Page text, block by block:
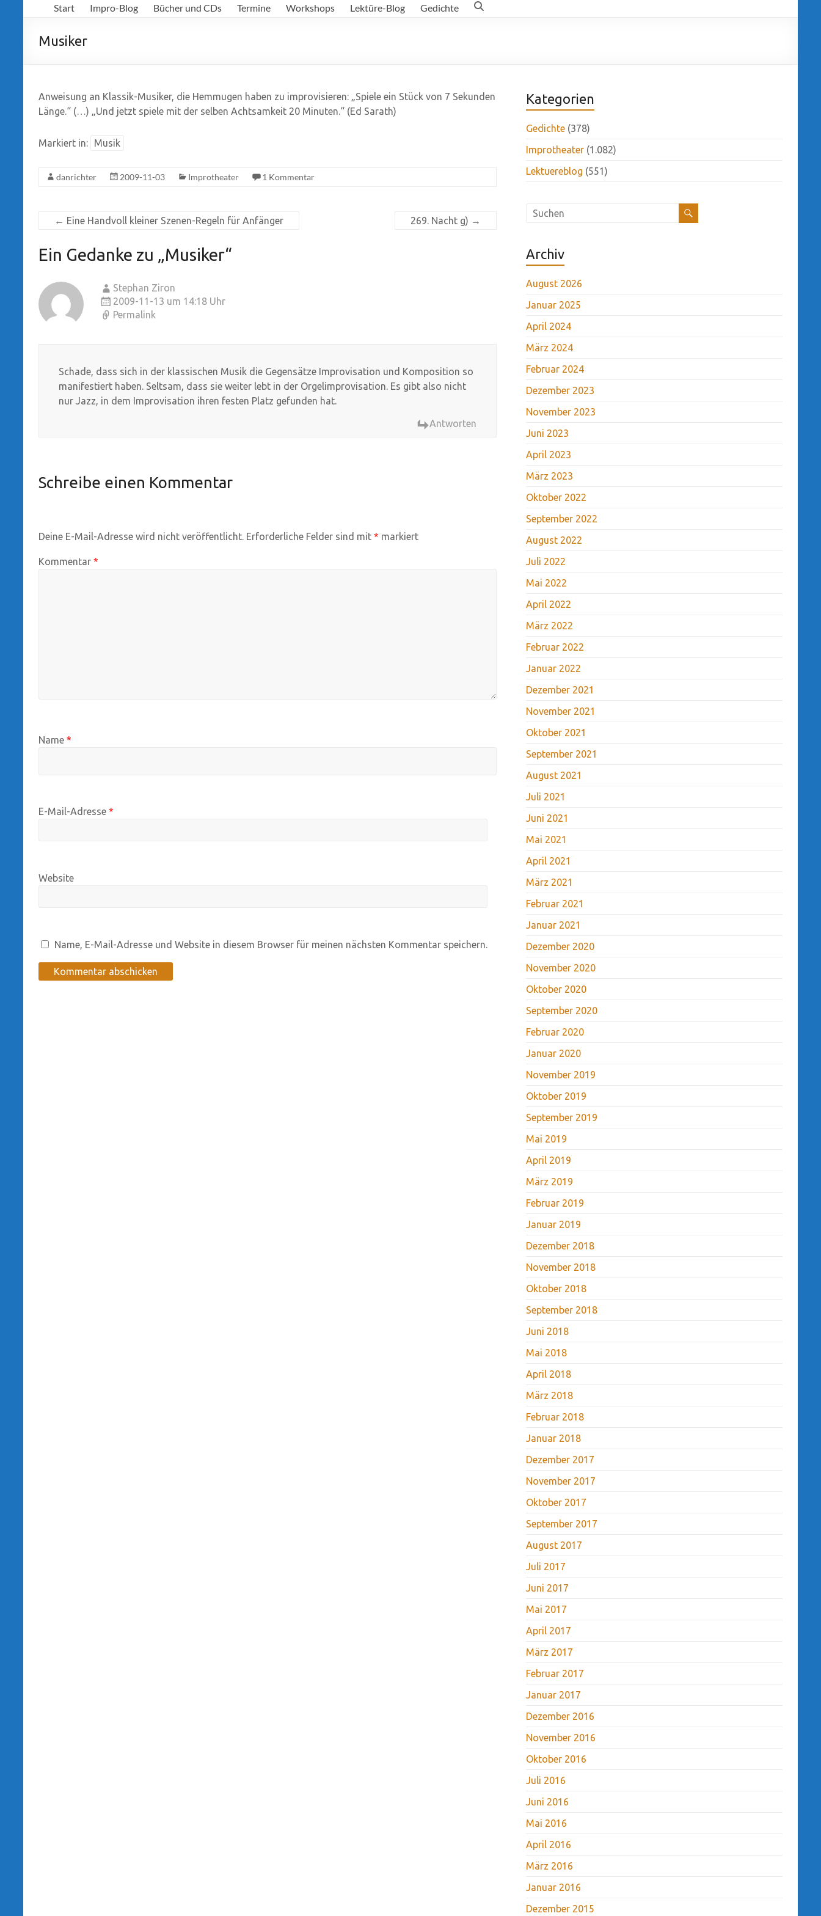
Richter
Start Impro-Blog Bücher und CDs Termine Workshops Lektüre-Blog Gedichte
Musiker
Anweisung an Klassik-Musiker, die Hemmugen haben zu improvisieren: „Spiele ein Stück von 7 Sekunden
Länge.“ (…) „Und jetzt spiele mit der selben Achtsamkeit 20 Minuten.“ (Ed Sarath)
Markiert in: Musik
danrichter 2009-11-03 Improtheater 1 Kommentar
← Eine Handvoll kleiner Szenen-Regeln für Anfänger 269. Nacht g) →
Ein Gedanke zu „Musiker“
Stephan Ziron
2009-11-13 um 14:18 Uhr
Permalink
Schade, dass sich in der klassischen Musik die Gegensätze Improvisation und Komposition so
manifestiert haben. Seltsam, dass sie weiter lebt in der Orgelimprovisation. Es gibt also nicht
nur Jazz, in dem Improvisation ihren festen Platz gefunden hat.
Antworten
Schreibe einen Kommentar
Deine E-Mail-Adresse wird nicht veröffentlicht. Erforderliche Felder sind mit * markiert
Kommentar *
Name *
E-Mail-Adresse *
Website
Name, E-Mail-Adresse und Website in diesem Browser für meinen nächsten Kommentar speichern.
Kategorien
Gedichte (378)
Improtheater (1.082)
Lektuereblog (551)
Archiv
August 2026
Januar 2025
April 2024
März 2024
Februar 2024
Dezember 2023
November 2023
Juni 2023
April 2023
März 2023
Oktober 2022
September 2022
August 2022
Juli 2022
Mai 2022
April 2022
März 2022
Februar 2022
Januar 2022
Dezember 2021
November 2021
Oktober 2021
September 2021
August 2021
Juli 2021
Juni 2021
Mai 2021
April 2021
März 2021
Februar 2021
Januar 2021
Dezember 2020
November 2020
Oktober 2020
September 2020
Februar 2020
Januar 2020
November 2019
Oktober 2019
September 2019
Mai 2019
April 2019
März 2019
Februar 2019
Januar 2019
Dezember 2018
November 2018
Oktober 2018
September 2018
Juni 2018
Mai 2018
April 2018
März 2018
Februar 2018
Januar 2018
Dezember 2017
November 2017
Oktober 2017
September 2017
August 2017
Juli 2017
Juni 2017
Mai 2017
April 2017
März 2017
Februar 2017
Januar 2017
Dezember 2016
November 2016
Oktober 2016
Juli 2016
Juni 2016
Mai 2016
April 2016
März 2016
Januar 2016
Dezember 2015